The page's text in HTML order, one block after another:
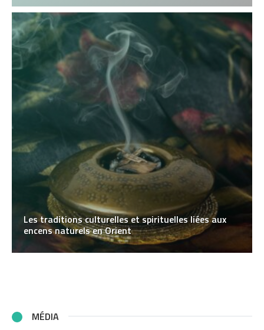
Les traditions culturelles et spirituelles liées aux
encens naturels en Orient
MÉDIA